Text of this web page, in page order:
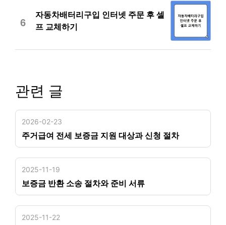
6
자동차배터리구입 인터넷 주문 후 셀
프 교체하기
관련 글
2026-02-23
주거급여 전세 보증금 지원 대상과 신청 절차
2025-11-19
보증금 반환 소송 절차와 준비 서류
2025-11-22